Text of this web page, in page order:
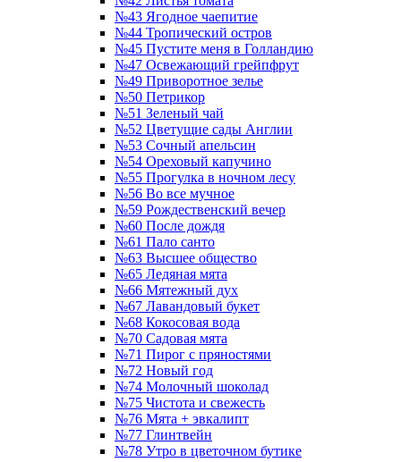
№43 Ягодное чаепитие
№44 Тропический остров
№45 Пустите меня в Голландию
№47 Освежающий грейпфрут
№49 Приворотное зелье
№50 Петрикор
№51 Зеленый чай
№52 Цветущие сады Англии
№53 Сочный апельсин
№54 Ореховый капучино
№55 Прогулка в ночном лесу
№56 Во все мучное
№59 Рождественский вечер
№60 После дождя
№61 Пало санто
№63 Высшее общество
№65 Ледяная мята
№66 Мятежный дух
№67 Лавандовый букет
№68 Кокосовая вода
№70 Садовая мята
№71 Пирог с пряностями
№72 Новый год
№74 Молочный шоколад
№75 Чистота и свежесть
№76 Мята + эвкалипт
№77 Глинтвейн
№78 Утро в цветочном бутике